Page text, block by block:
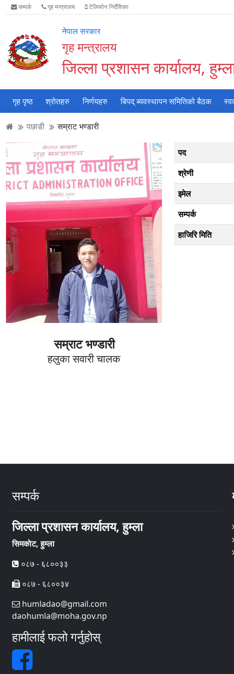
Accessibility
Mode
गर्नुहोस्
मुख्य
सामाग्री
मुख्य
नेभिगेसन
वेबसाइट
खोजमा
सम्पर्क गृह मन्त्रालय टेलिफोन निर्देशिका
नेपाल सरकार
गृह मन्त्रालय
जिल्ला प्रशासन कार्यालय,
गृह पृष्ठ श्रोतहरु निर्णयहरु बिपद् ब्यवस्थापन समितिको बैठक
पछाडी सम्राट भण्डारी
सम्राट भण्डारी
हलुका सवारी चालक
पद
श्रेणी
इमेल
सम्पर्क
हाजिरि मिति
सम्पर्क
जिल्ला प्रशासन कार्यालय, हुम्ला
सिमकाेट, हुम्ला
०८७ - ६८००३३
०८७ - ६८००३४
humladao@gmail.com
daohumla@moha.gov.np
हामीलाई फलो गर्नुहोस्